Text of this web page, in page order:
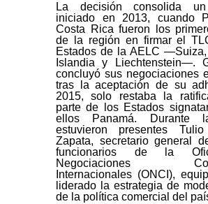
La decisión consolida
iniciado en 2013, cuando
Costa Rica fueron los
de la región en firmar el
Estados de la AELC —Suiza,
Islandia y Liechtenstein—.
concluyó sus negociaciones
tras la aceptación de su
2015, solo restaba la
parte de los Estados
ellos Panamá. Durante
estuvieron presentes
Zapata, secretario general
funcionarios de la
Negociaciones
Internacionales (ONCI),
liderado la estrategia de
de la política comercial del